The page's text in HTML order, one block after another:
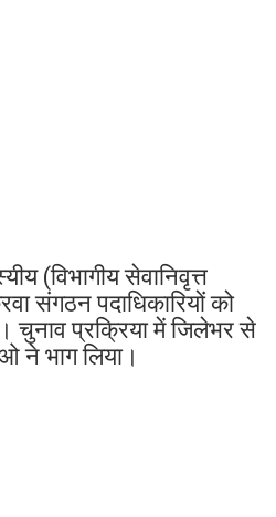
(विभागीय सेवानिवृत्त
संगठन पदाधिकारियों को
चुनाव प्रक्रिया में जिलेभर से
ने भाग लिया।